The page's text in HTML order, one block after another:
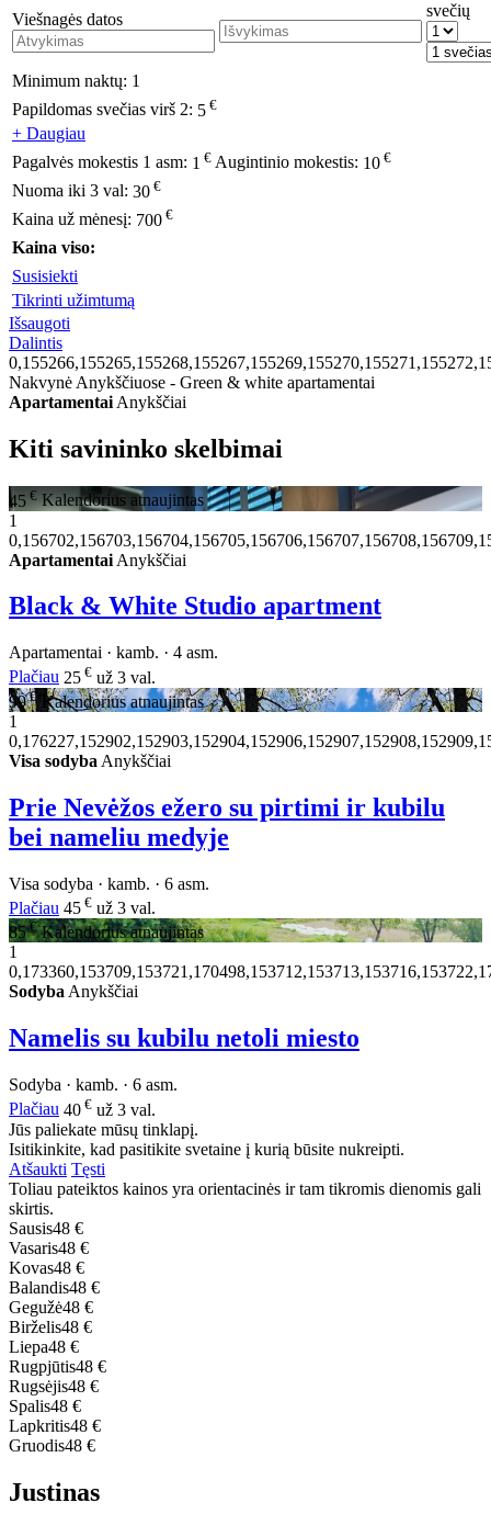
Viešnagės datos
svečių
Minimum naktų: 1
Papildomas svečias virš 2: 5 €
+ Daugiau
Pagalvės mokestis 1 asm: 1 € Augintinio mokestis: 10 €
Nuoma iki 3 val: 30 €
Kaina už mėnesį: 700 €
Kaina viso:
Susisiekti
Tikrinti užimtumą
Išsaugoti
Dalintis
Nakvynė Anykščiuose - Green & white apartamentai
Apartamentai Anykščiai
Kiti savininko skelbimai
45 € Kalendorius atnaujintas
1
Apartamentai Anykščiai
Black & White Studio apartment
Apartamentai · kamb. · 4 asm.
Plačiau 25 € už 3 val.
99€ Kalendorius atnaujintas
1
Visa sodyba Anykščiai
Prie Nevėžos ežero su pirtimi ir kubilu
bei nameliu medyje
Visa sodyba · kamb. · 6 asm.
Plačiau 45 € už 3 val.
85€ Kalendorius atnaujintas
1
SodybaAnykščiai
Namelis su kubilu netoli miesto
Sodyba · kamb. · 6 asm.
Plačiau 40 € už 3 val.
Jūs paliekate mūsų tinklapį.
Isitikinkite, kad pasitikite svetaine į kurią būsite nukreipti.
Atšaukti Tęsti
Toliau pateiktos kainos yra orientacinės ir tam tikromis dienomis gali
skirtis.
Sausis48 €
Vasaris48 €
Kovas48 €
Balandis48 €
Gegužė48 €
Birželis48 €
Liepa48 €
Rugpjūtis48 €
Rugsėjis48 €
Spalis48 €
Lapkritis48 €
Gruodis48 €
Justinas